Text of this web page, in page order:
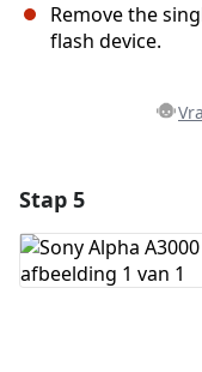
Remove the
flash device.
Voeg
Stap 5